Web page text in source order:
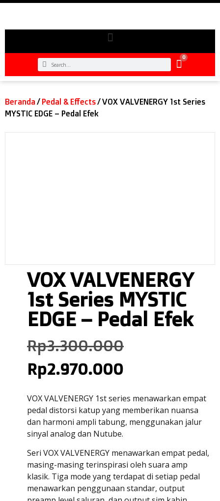
0
Beranda / Pedal & Effects/ VOX VALVENERGY 1st Series
MYSTIC EDGE – Pedal Efek
VOX VALVENERGY
1st Series MYSTIC
EDGE – Pedal Efek
Rp3.300.000
Rp2.970.000
VOX VALVENERGY 1st series menawarkan empat
pedal distorsi katup yang memberikan nuansa
dan harmoni ampli tabung, menggunakan jalur
sinyal analog dan Nutube.
Seri VOX VALVENERGY menawarkan empat pedal,
masing-masing terinspirasi oleh suara amp
klasik. Tiga mode yang terdapat di setiap pedal
menawarkan penggunaan standar, output